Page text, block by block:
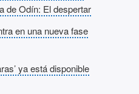
de Odín: El despertar
en una nueva fase
ya está disponible